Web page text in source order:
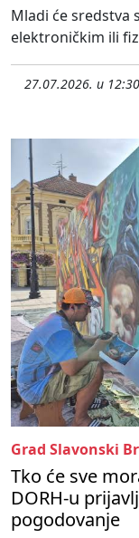
Mladi će sredstva
elektroničkim ili
27.07.2026. u 12:30
Grad Slavonski
Tko će sve
DORH-u
pogodovanje